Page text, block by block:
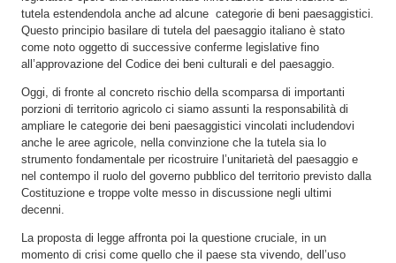
tutela estendendola anche ad alcune categorie di beni paesaggistici.
Questo principio basilare di tutela del paesaggio italiano è stato
come noto oggetto di successive conferme legislative fino
all’approvazione del Codice dei beni culturali e del paesaggio.
Oggi, di fronte al concreto rischio della scomparsa di importanti
porzioni di territorio agricolo ci siamo assunti la responsabilità di
ampliare le categorie dei beni paesaggistici vincolati includendovi
anche le aree agricole, nella convinzione che la tutela sia lo
strumento fondamentale per ricostruire l’unitarietà del paesaggio e
nel contempo il ruolo del governo pubblico del territorio previsto dalla
Costituzione e troppe volte messo in discussione negli ultimi
decenni.
La proposta di legge affronta poi la questione cruciale, in un
momento di crisi come quello che il paese sta vivendo, dell’uso